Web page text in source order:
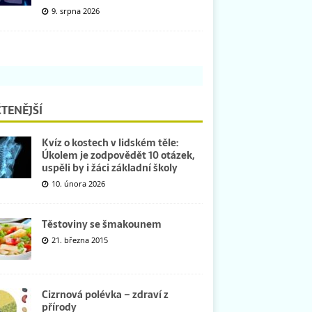
9. srpna 2026
Kvíz o kostech v lidském těle:
Úkolem je zodpovědět 10 otázek,
uspěli by i žáci základní školy
10. února 2026
Těstoviny se šmakounem
21. března 2015
Cizrnová polévka – zdraví z
přírody